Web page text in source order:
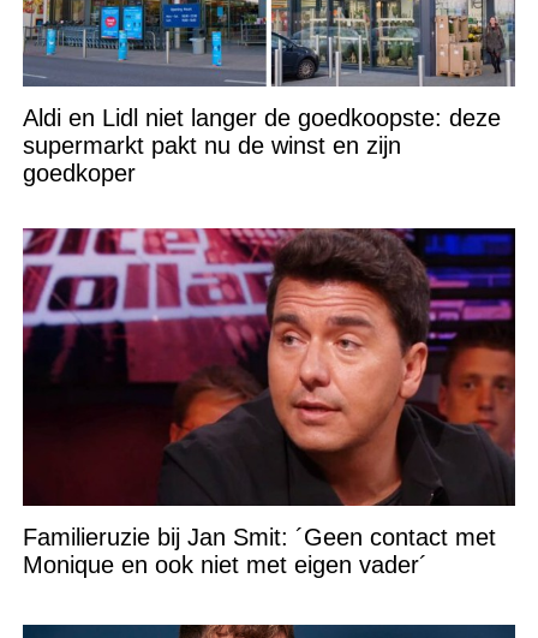
Aldi en Lidl niet langer de goedkoopste: deze
supermarkt pakt nu de winst en zijn
goedkoper
Familieruzie bij Jan Smit: ´Geen contact met
Monique en ook niet met eigen vader´